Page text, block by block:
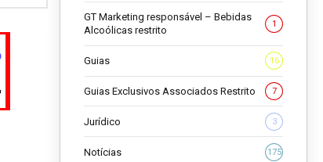
GT Marketing responsável – Bebidas
Alcoólicas restrito
1
Guias 16
Guias Exclusivos Associados Restrito 7
Jurídico 3
Notícias 175